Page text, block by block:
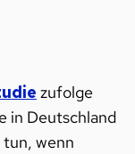
zufolge
in Deutschland
tun, wenn